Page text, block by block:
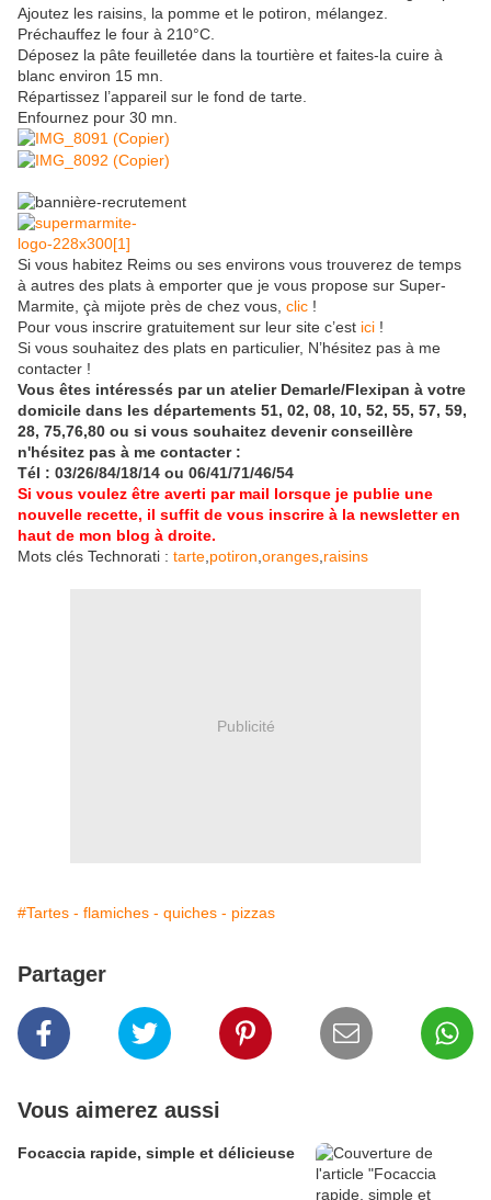
Ajoutez les raisins, la pomme et le potiron, mélangez.
Préchauffez le four à 210°C.
Déposez la pâte feuilletée dans la tourtière et faites-la cuire à
blanc environ 15 mn.
Répartissez l’appareil sur le fond de tarte.
Enfournez pour 30 mn.
Si vous habitez Reims ou ses environs vous trouverez de temps
à autres des plats à emporter que je vous propose sur Super-
Marmite, çà mijote près de chez vous, clic !
Pour vous inscrire gratuitement sur leur site c’est ici !
Si vous souhaitez des plats en particulier, N’hésitez pas à me
contacter !
Vous êtes intéressés par un atelier Demarle/Flexipan à votre
domicile dans les départements 51, 02, 08, 10, 52, 55, 57, 59,
28, 75,76,80 ou si vous souhaitez devenir conseillère
n'hésitez pas à me contacter :
Tél : 03/26/84/18/14 ou 06/41/71/46/54
Si vous voulez être averti par mail lorsque je publie une
nouvelle recette, il suffit de vous inscrire à la newsletter en
haut de mon blog à droite.
Mots clés Technorati : tarte potiron oranges raisins
Publicité
#Tartes - flamiches - quiches - pizzas
Partager
Vous aimerez aussi
Focaccia rapide, simple et délicieuse